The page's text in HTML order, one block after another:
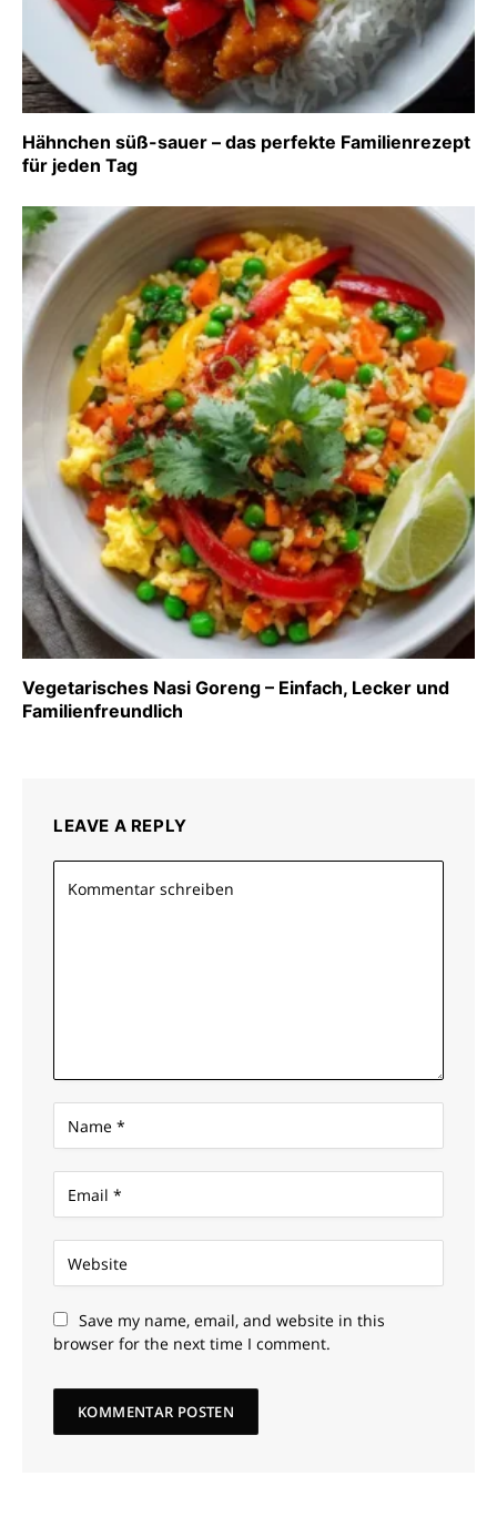
Hähnchen süß-sauer – das perfekte Familienrezept
für jeden Tag
Vegetarisches Nasi Goreng – Einfach, Lecker und
Familienfreundlich
LEAVE A REPLY
Save my name, email, and website in this
browser for the next time I comment.